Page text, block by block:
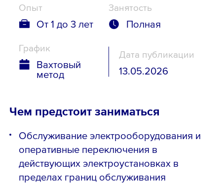
Опыт
От 1 до 3 лет
Занятость
Полная
График
Вахтовый
метод
Дата публикации
13.05.2026
Чем предстоит заниматься
Обслуживание электрооборудования и
оперативные переключения в
действующих электроустановках в
пределах границ обслуживания